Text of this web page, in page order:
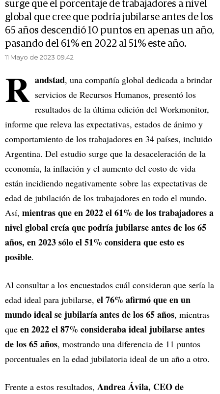
surge que el porcentaje de trabajadores a nivel
global que cree que podría jubilarse antes de los
65 años descendió 10 puntos en apenas un año,
pasando del 61% en 2022 al 51% este año.
11 Mayo de 2023 09.42
R andstad, una compañía global dedicada a brindar
servicios de Recursos Humanos, presentó los
resultados de la última edición del Workmonitor,
informe que releva las expectativas, estados de ánimo y
comportamiento de los trabajadores en 34 países, incluido
Argentina. Del estudio surge que la desaceleración de la
economía, la inflación y el aumento del costo de vida
están incidiendo negativamente sobre las expectativas de
edad de jubilación de los trabajadores en todo el mundo.
Así, mientras que en 2022 el 61% de los trabajadores a
nivel global creía que podría jubilarse antes de los 65
años, en 2023 sólo el 51% considera que esto es
posible.
Al consultar a los encuestados cuál consideran que sería la
edad ideal para jubilarse, el 76% afirmó que en un
mundo ideal se jubilaría antes de los 65 años, mientras
que en 2022 el 87% consideraba ideal jubilarse antes
de los 65 años, mostrando una diferencia de 11 puntos
porcentuales en la edad jubilatoria ideal de un año a otro.
Frente a estos resultados, Andrea Ávila, CEO de